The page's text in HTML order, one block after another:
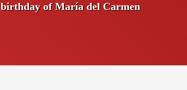
of María del Carmen